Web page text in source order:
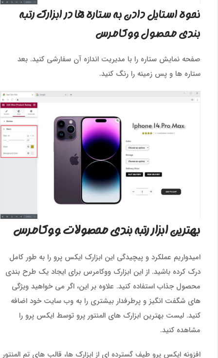
نحوه استایل دادن به ستاره ها در ابزارک رتبه
بندی محصول ووکامرس
صفحه نمایش ستاره را با مدیریت اندازه آن سفارشی کنید. بعد
ستاره ها و پس زمینه را رنگ کنید.
بهترین ابزار رتبه بندی محصولات ووکامرس
امیدواریم عملکرد و پیچیدگی این ابزارک ایکس پرو را به طور کامل
درک کرده باشید. از این ابزارک ووکامرس برای ایجاد یک طرح بندی
محصول جذاب استفاده کنید. علاوه بر این، اگر می خواهید ویژگی
های شگفت انگیز و پرطرفدار بیشتری را به وب سایت خود اضافه
کنید. لیست بهترین ابزارک های المنتور پرو توسط ایکس پرو را
مشاهده کنید.
افزونه ایکس پرو طیف گسترده ای از ابزارک ها، قالب های تم المنتور